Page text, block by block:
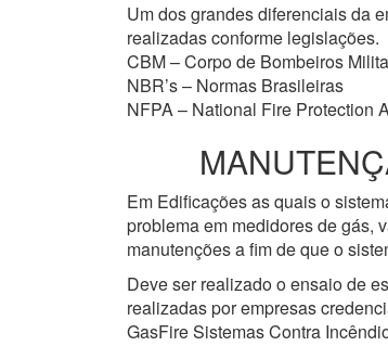
Um dos grandes diferenciais da
realizadas conforme legislações.
CBM – Corpo de Bombeiros
NBR’s – Normas Brasileiras
NFPA – National Fire Protection
Em Edificações as quais o
problema em medidores de gás,
manutenções a fim de que o
Deve ser realizado o ensaio de
realizadas por empresas
GasFire Sistemas Contra